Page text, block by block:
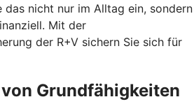
das nicht nur im Alltag ein, sondern
Mit der
der R+V sichern Sie sich für
Grundfähigkeiten